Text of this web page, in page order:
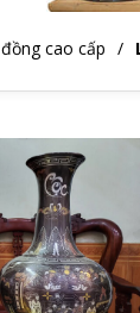
cao cấp